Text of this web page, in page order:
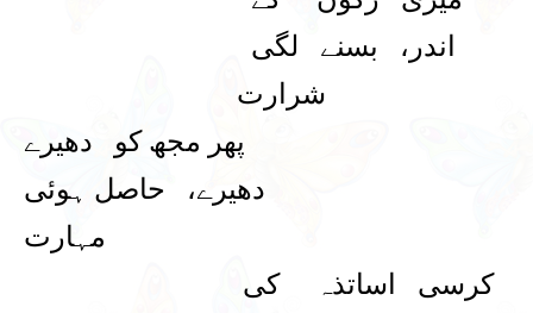
اندر، بسنے لگی
شرارت
پھر مجھ کو دھیرے
دھیرے، حاصل ہوئی
مہارت
کرسی اساتذہ کی